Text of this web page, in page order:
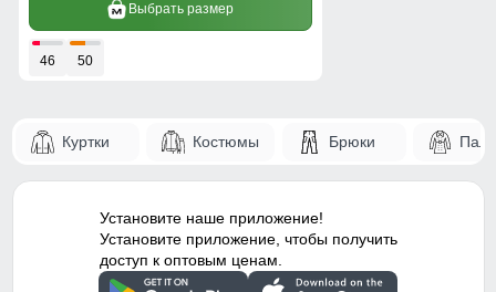
Выбрать размер
46 50
Куртки Костюмы Брюки
Установите наше приложение!
Установите приложение, чтобы получить
доступ к оптовым ценам.